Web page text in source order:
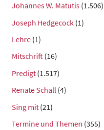
Johannes W. Matutis (1.506)
Joseph Hedgecock (1)
Lehre (1)
Mitschrift (16)
Predigt (1.517)
Renate Schall (4)
Sing mit (21)
Termine und Themen (355)